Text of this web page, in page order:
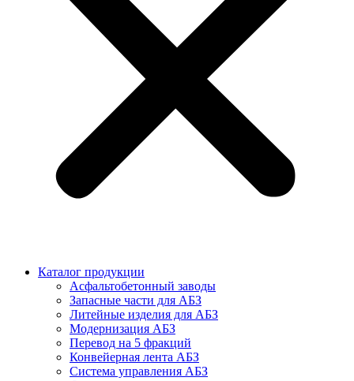
Каталог продукции
Асфальтобетонный заводы
Запасные части для АБЗ
Литейные изделия для АБЗ
Модернизация АБЗ
Перевод на 5 фракций
Конвейерная лента АБЗ
Система управления АБЗ